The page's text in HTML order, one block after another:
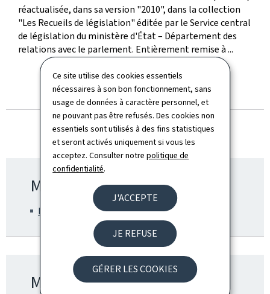
Ce site utilise des cookies essentiels
nécessaires à son bon fonctionnement, sans
usage de données à caractère personnel, et
ne pouvant pas être refusés. Des cookies non
essentiels sont utilisés à des fins statistiques
et seront activés uniquement si vous les
acceptez. Consulter notrepolitique de
confidentialité.
J'ACCEPTE
JE REFUSE
GÉRER LES COOKIES
publication
réactualisée, dans sa version "2010", dans la collection
"Les Recueils de législation" éditée par le Service central
de législation du ministère d'État – Département des
relations avec le parlement. Entièrement remise à ...
TOUTES LES ACTUALITÉS
Ministère de tutelle
Ministère d'État
Ministres